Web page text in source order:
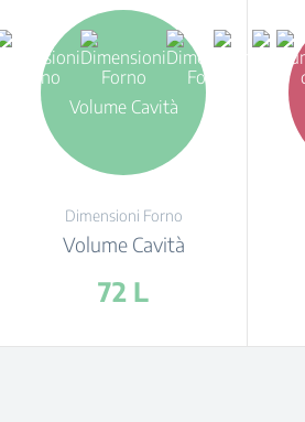
Volume Cavità
Dimensioni Forno
Volume Cavità
72 L